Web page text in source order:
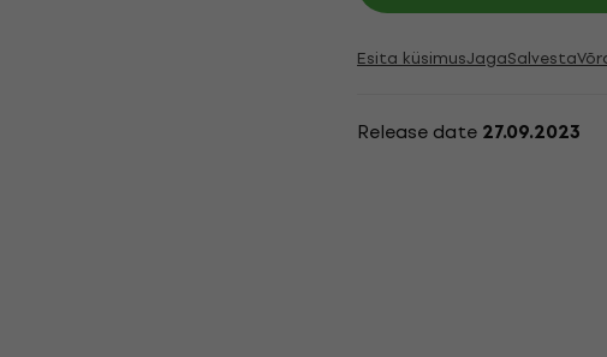
Esita küsimusJagaSalvesta
Release date 27.09.2023